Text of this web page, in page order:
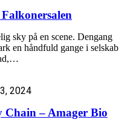
sky på en scene. Dengang
en håndfuld gange i selskab
2024
Chain – Amager Bio